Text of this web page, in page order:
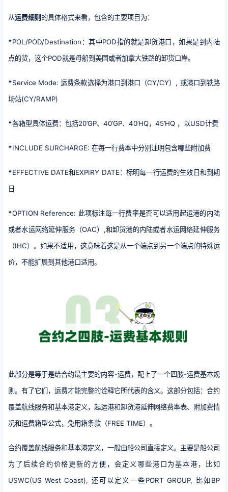
从运费细则的具体格式来看，包含的主要项目为：
*POL/POD/Destination：其中POD指的就是卸货港口，如果是到内陆
点的货，这个POD就是母船到美国或者加拿大铁路的卸货口岸。
*Service Mode: 运费条款选择为港口到港口（CY/CY）, 或港口到铁路
场站(CY/RAMP)
*各箱型具体运费：包括20’GP、40’GP、40’HQ，45’HQ ，以USD计费
*INCLUDE SURCHARGE: 在每一行费率中分别注明包含哪些附加费
*EFFECTIVE DATE和EXPIRY DATE：标明每一行运费的生效日和到期
日
*OPTION Reference: 此项标注每一行费率是否可以适用起运港的内陆
或者水运网络延伸服务（OAC）,和卸货港的内陆或者水运网络延伸服务
（IHC）。如果不适用，这意味着这是从一个端点到另一个端点的特殊运
价，不能扩展到其他港口适用。
此部分是等于是给合约最主要的内容-运费，配上了一个四肢-运费基本规
则。有了它们，运费才能完整的诠释它所代表的含义。这部分包括：合约
覆盖航线服务和基本港定义，起运港和卸货港延伸网络费率表、附加费情
况和运费箱型公式，免用箱条款（FREE TIME）。
合约覆盖航线服务和基本港定义，一般由船公司直接定义。主要是船公司
为了后续合约价格更新的方便，会定义哪些港口为基本港，比如
USWC(US West Coast), 还可以定义一些PORT GROUP, 比如BP